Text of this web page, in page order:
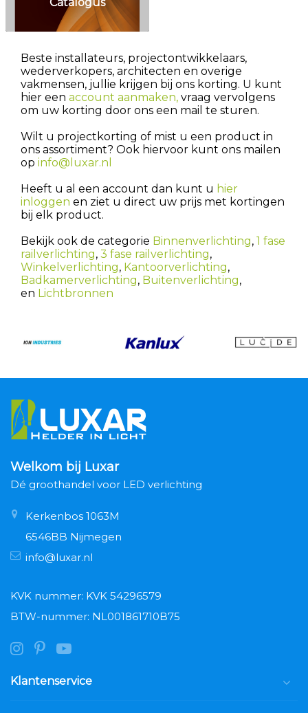
Beste installateurs, projectontwikkelaars,
wederverkopers, architecten en overige
vakmensen, jullie krijgen bij ons korting. U kunt
hier een account aanmaken, vraag vervolgens
om uw korting door ons een mail te sturen.
Wilt u projectkorting of mist u een product in
ons assortiment? Ook hiervoor kunt ons mailen
op info@luxar.nl
Heeft u al een account dan kunt u hier
inloggen en ziet u direct uw prijs met kortingen
bij elk product.
Bekijk ook de categorie Binnenverlichting, 1 fase
railverlichting, 3 fase railverlichting,
Winkelverlichting, Kantoorverlichting,
Badkamerverlichting, Buitenverlichting,
en Lichtbronnen
Welkom bij Luxar
Dé groothandel voor LED verlichting
Kerkenbos 1063M
6546BB Nijmegen
info@luxar.nl
KVK nummer: KVK 54296579
BTW-nummer: NL001861710B75
Klantenservice